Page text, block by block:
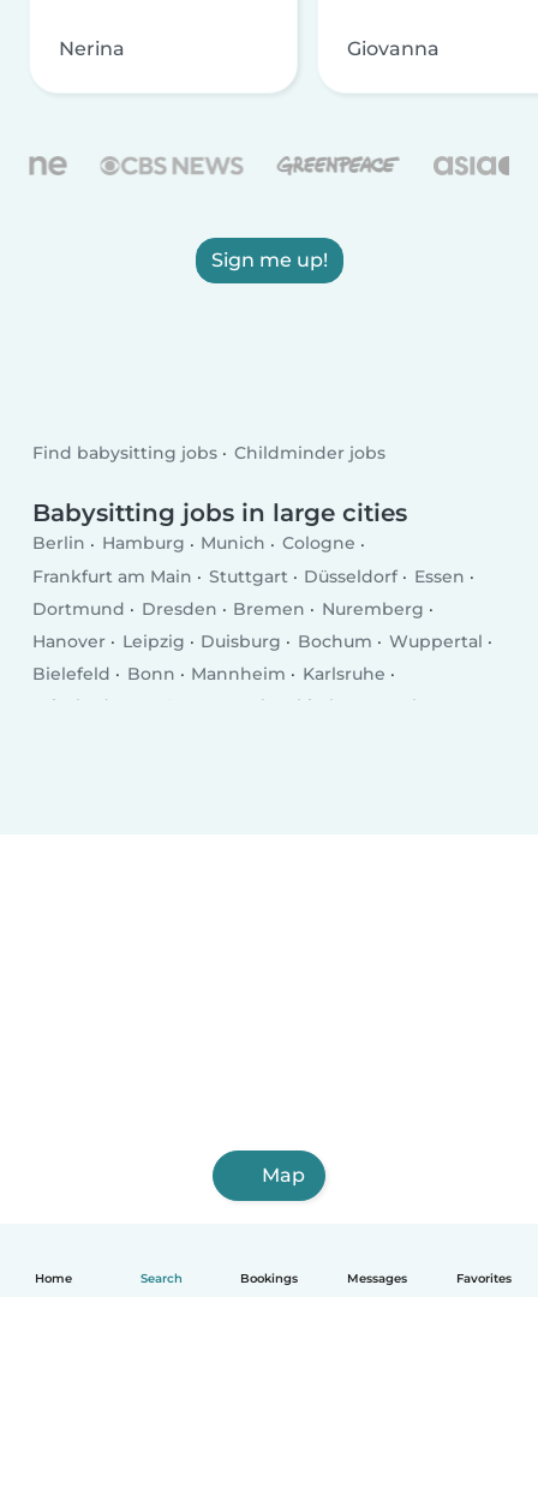
Home Search Bookings Messages Favorites
Nerina Giovanna
Sign me up!
Find babysitting jobs Childminder jobs
Babysitting jobs in large cities
Berlin Hamburg Munich
Cologne
Frankfurt am Main
Stuttgart Düsseldorf
Essen
Dortmund
Dresden Bremen
Nuremberg
Hanover
Leipzig Duisburg Bochum
Wuppertal
Bielefeld
Bonn Mannheim
Karlsruhe
Wiesbaden
Gelsenkirchen
Aachen
Map